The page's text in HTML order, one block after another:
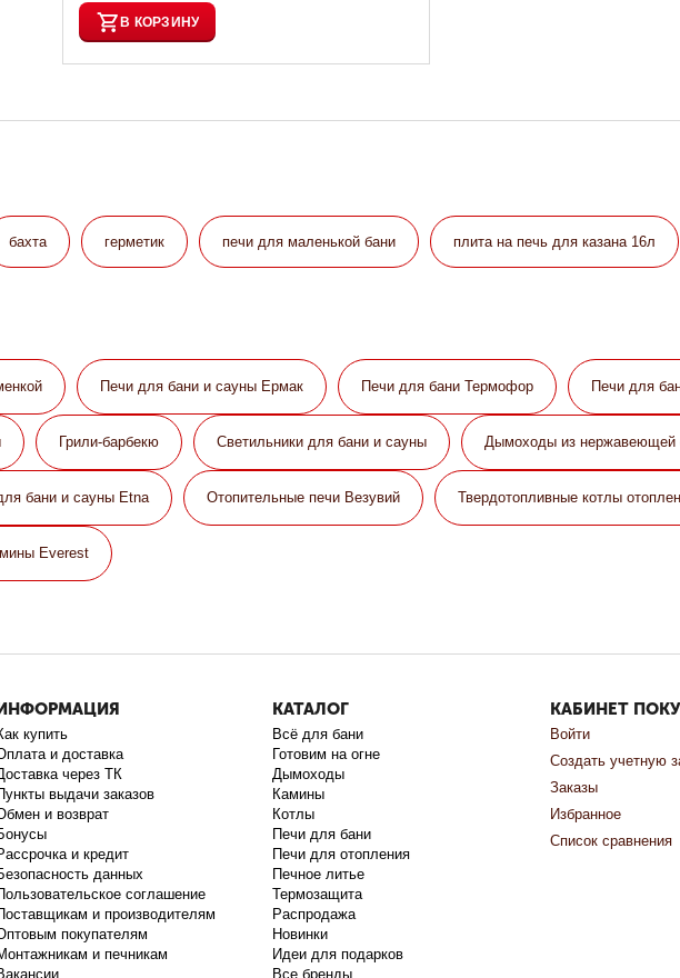
В КОРЗИНУ
бахта герметик печи для маленькой бани плита на печь для казана 16л
Печи для бани и сауны Eрмак Печи для бани Термофор Печи для
Грили-барбекю Светильники для бани и сауны Дымоходы из нержавеющей
бани и сауны Etna Отопительные печи Везувий Твердотопливные котлы
Everest
купить
и доставка
через ТК
выдачи заказов
и возврат
и кредит
данных
соглашение
и производителям
покупателям
и печникам
КАТАЛОГ
Всё для бани
Готовим на огне
Дымоходы
Камины
Котлы
Печи для бани
Печи для отопления
Печное литье
Термозащита
Распродажа
Новинки
Идеи для подарков
Все бренды
КАБИНЕТ
Войти
Создать учетную
Заказы
Избранное
Список сравнения